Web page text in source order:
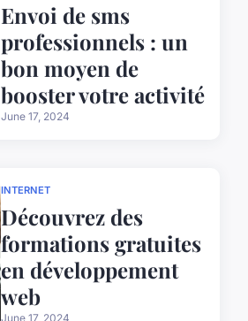
Envoi de sms
professionnels : un
bon moyen de
booster votre activité
June 17, 2024
INTERNET
Découvrez des
formations gratuites
en développement
web
June 17, 2024